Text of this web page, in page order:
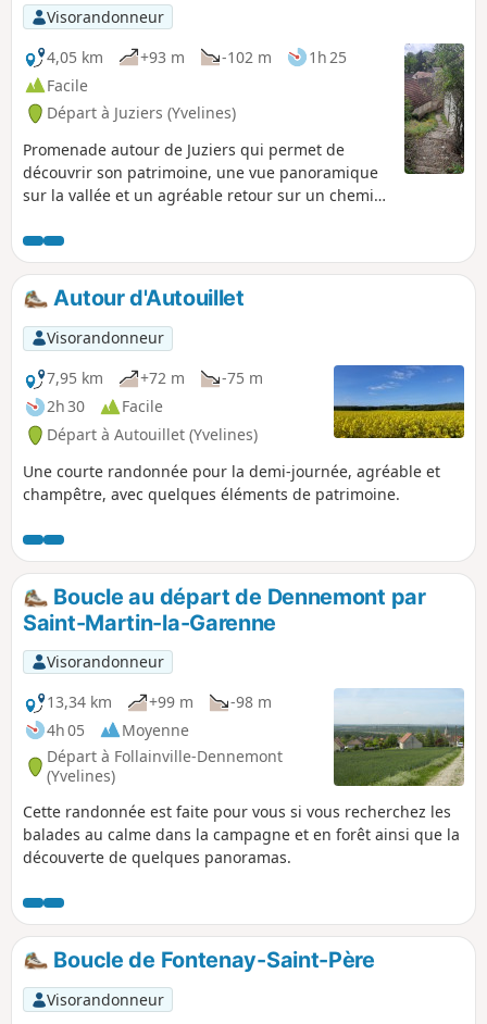
Visorandonneur
4,05 km
+93 m -102 m
1h 25
Facile
Départ à Juziers (Yvelines)
Promenade autour de Juziers qui permet de
découvrir son patrimoine, une vue panoramique
sur la vallée et un agréable retour sur un chemin
Autour d'Autouillet
Visorandonneur
7,95 km
+72 m
-75 m
2h 30
Facile
Départ à Autouillet (Yvelines)
Une courte randonnée pour la demi-journée, agréable et
champêtre, avec quelques éléments de patrimoine.
Boucle au départ de Dennemont par
Saint-Martin-la-Garenne
Visorandonneur
13,34 km
+99 m
-98 m
4h 05
Moyenne
Départ à Follainville-Dennemont
(Yvelines)
Cette randonnée est faite pour vous si vous recherchez les
balades au calme dans la campagne et en forêt ainsi que la
découverte de quelques panoramas.
Boucle de Fontenay-Saint-Père
Visorandonneur